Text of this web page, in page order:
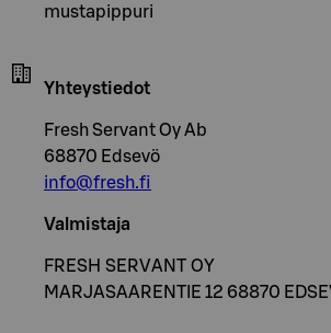
mustapippuri
Yhteystiedot
Fresh Servant Oy Ab
68870 Edsevö
info@fresh.fi
Valmistaja
FRESH SERVANT OY
MARJASAARENTIE 12 68870